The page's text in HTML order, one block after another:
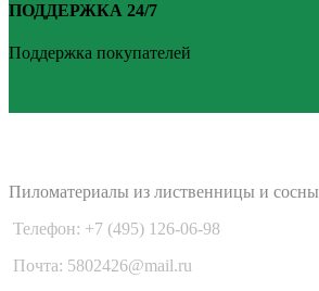
ПОДДЕРЖКА 24/7
Поддержка покупателей
Пиломатериалы из лиственницы и сосны
Телефон: +7 (495) 126-06-98
Почта: 5802426@mail.ru